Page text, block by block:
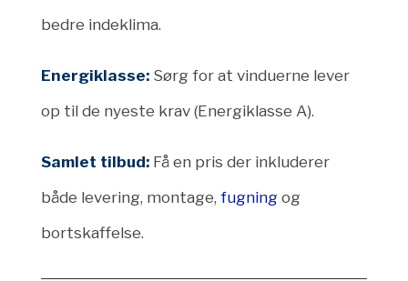
bedre indeklima.
Energiklasse:Sørg for at vinduerne lever
op til de nyeste krav (Energiklasse A).
Samlet tilbud:Få en pris der inkluderer
både levering, montage, fugningog
bortskaffelse.